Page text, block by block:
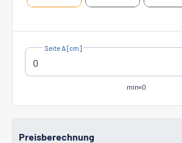
Seite A [cm]
min=0
Preisberechnung